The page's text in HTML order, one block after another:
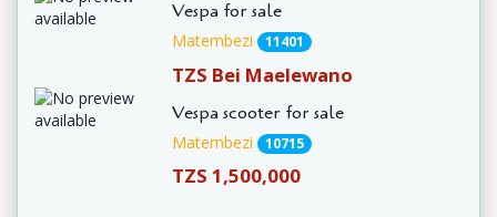
Vespa for sale
Matembezi 11401
TZS Bei Maelewano
Vespa scooter for sale
Matembezi 10715
TZS 1,500,000